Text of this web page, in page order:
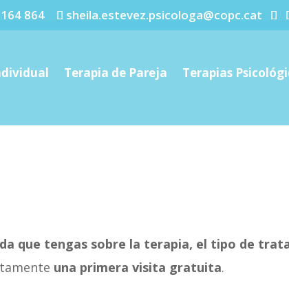
864 sheila.estevez.psicologa@copc.cat
Terapia de Pareja Terapias
Consulta Gratis
que tengas sobre la terapia, el tipo de
una primera visita gratuita.